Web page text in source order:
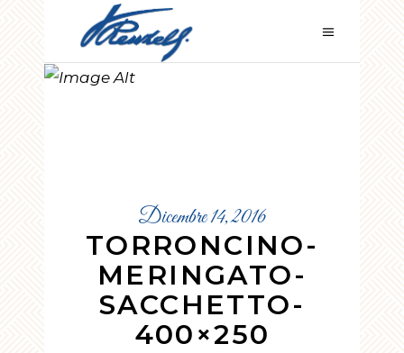
TORRONCINO
-MERINGATO-
SACCHETTO-
Dicembre 14, 2016
TORRONCINO-
MERINGATO-
SACCHETTO-
400×250